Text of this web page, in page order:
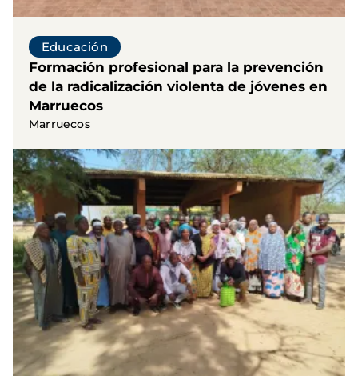
Educación
Formación profesional para la prevención
de la radicalización violenta de jóvenes en
Marruecos
Marruecos